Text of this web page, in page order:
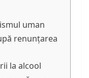
uman
renunțarea
la alcool